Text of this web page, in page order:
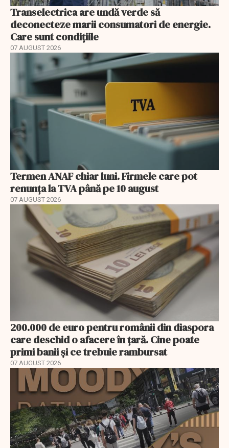
Transelectrica are undă verde să
deconecteze marii consumatori de energie.
Care sunt condițiile
07 AUGUST 2026
Termen ANAF chiar luni. Firmele care pot
renunța la TVA până pe 10 august
07 AUGUST 2026
200.000 de euro pentru românii din diaspora
care deschid o afacere în țară. Cine poate
primi banii și ce trebuie rambursat
07 AUGUST 2026